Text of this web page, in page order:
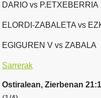
DARIO vs P.ETXEBERRIA
ELORDI-ZABALETA vs
EGIGUREN V vs ZABALA
Sarrerak
Ostiralean, Zierbenan